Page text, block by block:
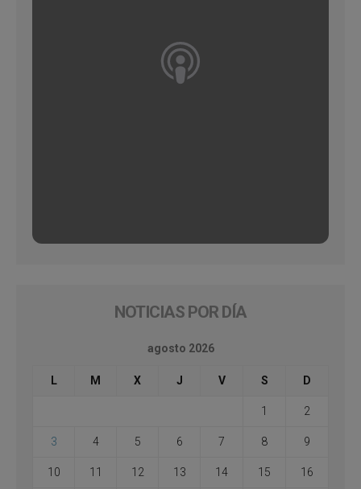
NOTICIAS POR DÍA
agosto 2026
L M X J V S D
1 2
3 4 5 6 7 8 9
10 11 12 13 14 15 16